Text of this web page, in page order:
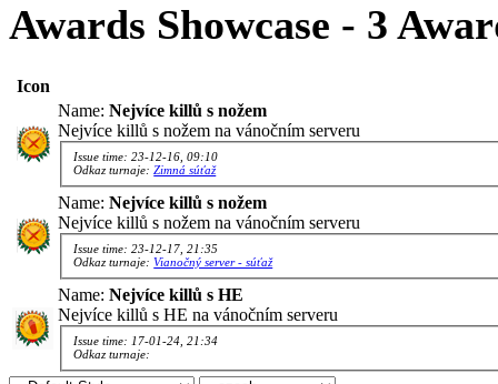
Awards Showcase - 3
Icon
Name: Nejvíce killů s nožem
Nejvíce killů s nožem na vánočním serveru
Issue time: 23-12-16, 09:10
Odkaz turnaje:Zimná súťaž
Name: Nejvíce killů s nožem
Nejvíce killů s nožem na vánočním serveru
Issue time: 23-12-17, 21:35
Odkaz turnaje:Vianočný server - súťaž
Name: Nejvíce killů s HE
Nejvíce killů s HE na vánočním serveru
Issue time: 17-01-24, 21:34
Odkaz turnaje: